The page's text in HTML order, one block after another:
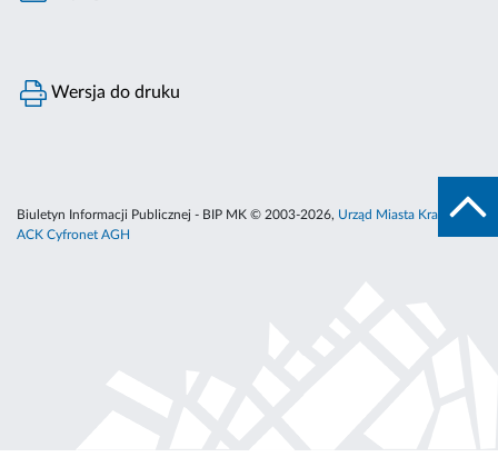
Wersja do druku
Biuletyn Informacji Publicznej - BIP MK © 2003-2026, Urząd Miasta Krakowa
ACK Cyfronet AGH